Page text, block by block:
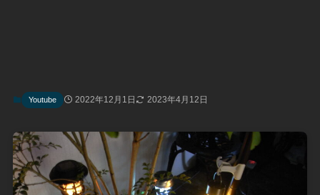
Youtube 2022年12月1日 2023年4月12日